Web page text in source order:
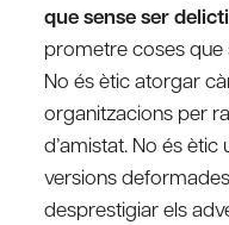
que sense ser
prometre coses
No és ètic atorgar
organitzacions per
d’amistat. No és ètic
versions
desprestigiar els